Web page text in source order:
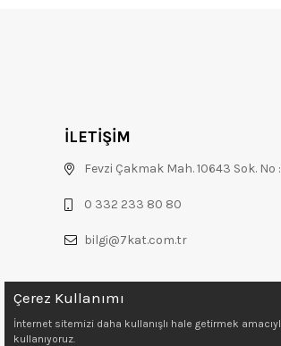
İLETİŞİM
Fevzi Çakmak Mah. 10643 Sok. No
0 332 233 80 80
bilgi@7kat.com.tr
Çerez Kullanımı
İnternet sitemizi daha kullanışlı hale getirmek
kullanıyoruz.